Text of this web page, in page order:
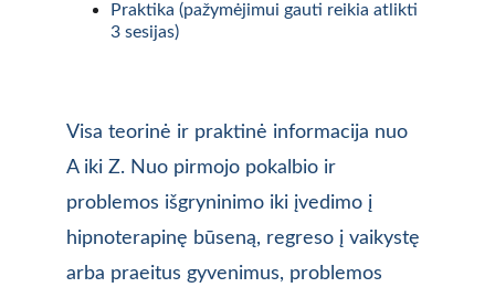
Praktika (pažymėjimui gauti reikia atlikti
3 sesijas)
Visa teorinė ir praktinė informacija nuo
A iki Z. Nuo pirmojo pokalbio ir
problemos išgryninimo iki įvedimo į
hipnoterapinę būseną, regreso į vaikystę
arba praeitus gyvenimus, problemos